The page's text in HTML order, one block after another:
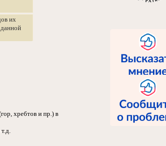
их
хребтов и пр.) в